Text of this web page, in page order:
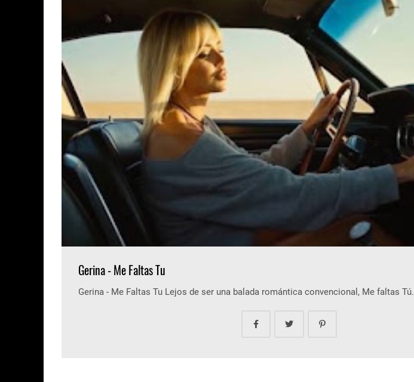
Gerina - Me Faltas Tu
Gerina - Me Faltas Tu Lejos de ser una balada romántica convencional, Me faltas